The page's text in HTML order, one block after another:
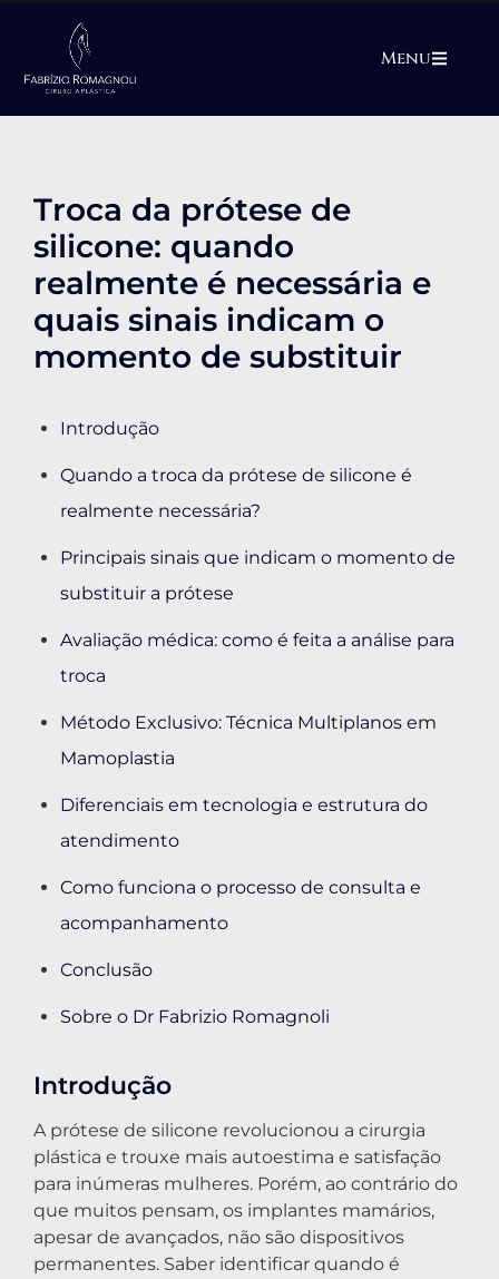
Menu
Troca da prótese de
silicone: quando
realmente é necessária e
quais sinais indicam o
momento de substituir
Introdução
Quando a troca da prótese de silicone é
realmente necessária?
Principais sinais que indicam o momento de
substituir a prótese
Avaliação médica: como é feita a análise para
troca
Método Exclusivo: Técnica Multiplanos em
Mamoplastia
Diferenciais em tecnologia e estrutura do
atendimento
Como funciona o processo de consulta e
acompanhamento
Conclusão
Sobre o Dr Fabrizio Romagnoli
Introdução
A prótese de silicone revolucionou a cirurgia
plástica e trouxe mais autoestima e satisfação
para inúmeras mulheres. Porém, ao contrário do
que muitos pensam, os implantes mamários,
apesar de avançados, não são dispositivos
permanentes. Saber identificar quando é